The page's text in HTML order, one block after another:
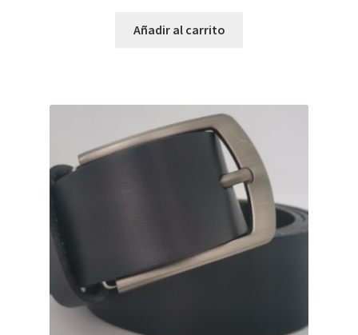
Añadir al carrito